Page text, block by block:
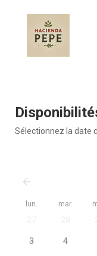
Sélectionnez la date
lun. mar.
3 4